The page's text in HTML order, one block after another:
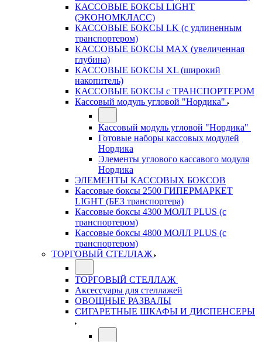
КАССОВЫЕ БОКСЫ LIGHT
(ЭКОНОМКЛАСС)
КАССОВЫЕ БОКСЫ LK (с удлиненным
транспортером)
КАССОВЫЕ БОКСЫ MAX (увеличенная
глубина)
КАССОВЫЕ БОКСЫ XL (широкий
накопитель)
КАССОВЫЕ БОКСЫ с ТРАНСПОРТЕРОМ
Кассовый модуль угловой "Нордика"
Кассовый модуль угловой "Нордика"
Готовые наборы кассовых модулей
Нордика
Элементы углового кассавого модуля
Нордика
ЭЛЕМЕНТЫ КАССОВЫХ БОКСОВ
Кассовые боксы 2500 ГИПЕРМАРКЕТ
LIGHT (БЕЗ транспортера)
Кассовые боксы 4300 МОЛЛ PLUS (с
транспортером)
Кассовые боксы 4800 МОЛЛ PLUS (с
транспортером)
ТОРГОВЫЙ СТЕЛЛАЖ
ТОРГОВЫЙ СТЕЛЛАЖ
Аксессуары для стеллажей
ОВОЩНЫЕ РАЗВАЛЫ
СИГАРЕТНЫЕ ШКАФЫ И ДИСПЕНСЕРЫ